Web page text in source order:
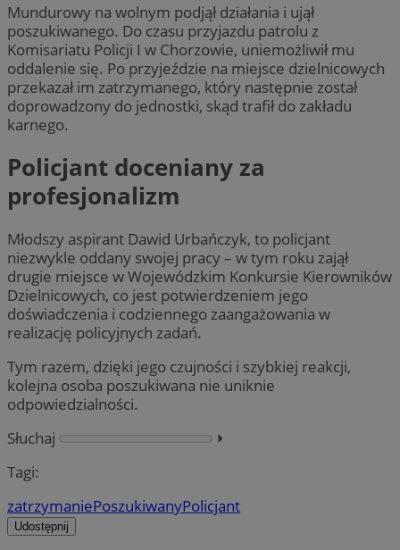
Mundurowy na wolnym podjął działania i ujął
poszukiwanego. Do czasu przyjazdu patrolu z
Komisariatu Policji I w Chorzowie, uniemożliwił mu
oddalenie się. Po przyjeździe na miejsce dzielnicowych
przekazał im zatrzymanego, który następnie został
doprowadzony do jednostki, skąd trafił do zakładu
karnego.
Policjant doceniany za
profesjonalizm
Młodszy aspirant Dawid Urbańczyk, to policjant
niezwykle oddany swojej pracy – w tym roku zajął
drugie miejsce w Wojewódzkim Konkursie Kierowników
Dzielnicowych, co jest potwierdzeniem jego
doświadczenia i codziennego zaangażowania w
realizację policyjnych zadań.
Tym razem, dzięki jego czujności i szybkiej reakcji,
kolejna osoba poszukiwana nie uniknie
odpowiedzialności.
Słuchaj
⏵︎
Tagi:
zatrzymaniePoszukiwanyPolicjant
Udostępnij